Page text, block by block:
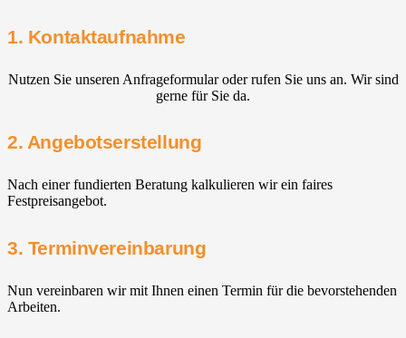
1. Kontaktaufnahme
Nutzen Sie unseren Anfrageformular oder rufen Sie uns an. Wir sind
gerne für Sie da.
2. Angebotserstellung
Nach einer fundierten Beratung kalkulieren wir ein faires
Festpreisangebot.
3. Terminvereinbarung
Nun vereinbaren wir mit Ihnen einen Termin für die bevorstehenden
Arbeiten.